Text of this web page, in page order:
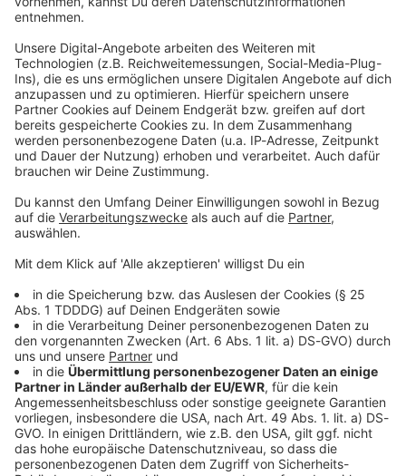
Du möchtest uns etwas sagen?
Studio Hotline
Kontaktformular
Sprachnachricht
© dpa-infocom, dpa:251114-930-294417/1
Bayern